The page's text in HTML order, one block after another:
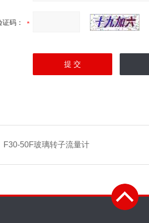
证码：
F30-50F玻璃转子流量计